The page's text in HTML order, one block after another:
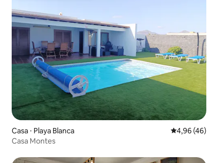
Casa ⋅ Playa Blanca 4,96 de uma
4,96 (46)
Casa Montes